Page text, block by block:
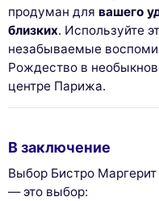
продуман для вашего
близких. Используйте
незабываемые
Рождество в
центре Парижа.
В заключение
Выбор Бистро
— это выбор: